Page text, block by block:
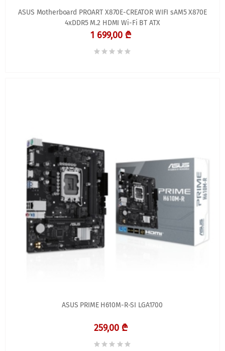
ASUS Motherboard PROART X870E-CREATOR WIFI sAM5 X870E
4xDDR5 M.2 HDMI Wi-Fi BT ATX
1 699,00 ₾
ASUS PRIME H610M-R-SI LGA1700
259,00 ₾